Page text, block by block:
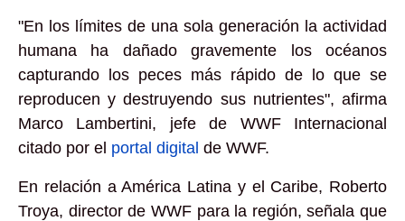
"En los límites de una sola generación la actividad
humana ha dañado gravemente los océanos
capturando los peces más rápido de lo que se
reproducen y destruyendo sus nutrientes", afirma
Marco Lambertini, jefe de WWF Internacional
citado por el portal digital de WWF.
En relación a América Latina y el Caribe, Roberto
Troya, director de WWF para la región, señala que